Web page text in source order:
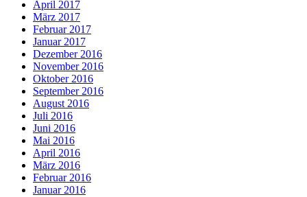
April 2017
März 2017
Februar 2017
Januar 2017
Dezember 2016
November 2016
Oktober 2016
September 2016
August 2016
Juli 2016
Juni 2016
Mai 2016
April 2016
März 2016
Februar 2016
Januar 2016